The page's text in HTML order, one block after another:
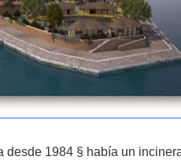
desde 1984 § había un